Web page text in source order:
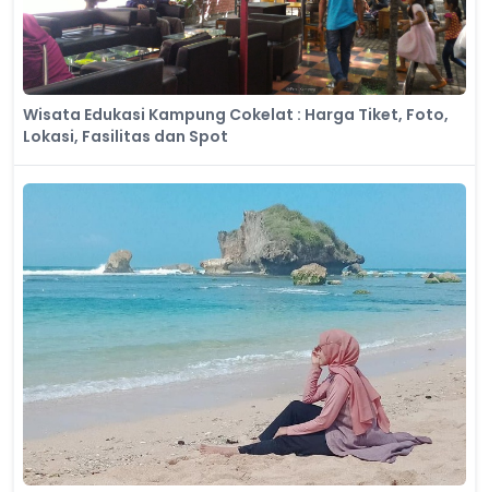
Wisata Edukasi Kampung Cokelat : Harga Tiket, Foto,
Lokasi, Fasilitas dan Spot